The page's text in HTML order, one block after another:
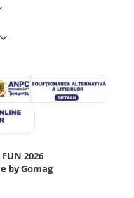
2026
by Gomag